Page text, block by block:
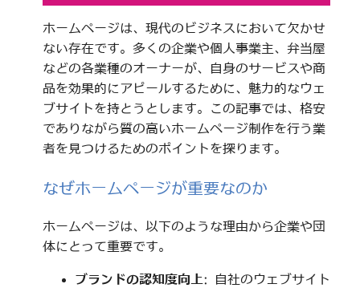
ホームページは、現代のビジネスにおいて欠かせ
ない存在です。多くの企業や個人事業主、弁当屋
などの各業種のオーナーが、自身のサービスや商
品を効果的にアピールするために、魅力的なウェ
ブサイトを持とうとします。この記事では、格安
でありながら質の高いホームページ制作を行う業
者を見つけるためのポイントを探ります。
なぜホームページが重要なのか
ホームページは、以下のような理由から企業や団
体にとって重要です。
ブランドの認知度向上: 自社のウェブサイト